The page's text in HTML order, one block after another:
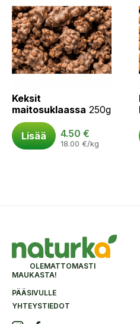
Keksit
maitosuklaassa 250g
Lisää 4.50 €
18.00 €/kg
OLEMATTOMASTI
MAUKASTA!
PÄÄSIVULLE
YHTEYSTIEDOT